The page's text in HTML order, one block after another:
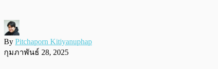
By Pitchaporn Kitiyanuphap
กุมภาพันธ์ 28, 2025